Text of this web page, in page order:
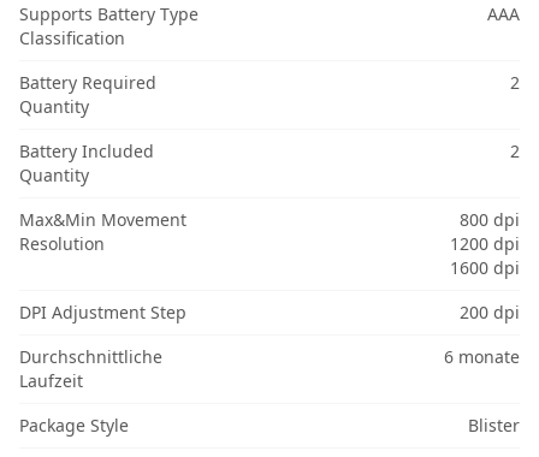
Supports Battery Type
Classification
AAA
Battery Required
Quantity
2
Battery Included
Quantity
2
Max&Min Movement
Resolution
800 dpi
1200 dpi
1600 dpi
DPI Adjustment Step
200 dpi
Durchschnittliche
Laufzeit
6 monate
Package Style
Blister